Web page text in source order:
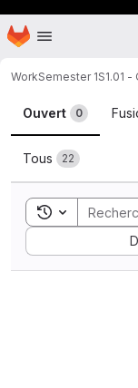
Passer au contenu principal
Page d'accueil
WorkSemester 1S1.01 -
Ouvert 0
Tous 22
Toggle
Sort by: